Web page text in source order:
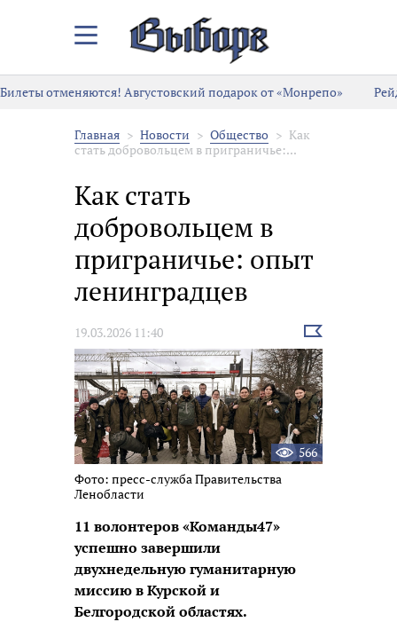
Закрыть/
меню
Билеты отменяются! Августовский подарок от «Монрепо»
Главная Новости Общество
Как
стать добровольцем в приграничье:...
Как стать
добровольцем в
приграничье: опыт
ленинградцев
19.03.2026 11:40
Выбрать
новость
566
Фото: пресс-служба Правительства
Ленобласти
11 волонтеров «Команды47»
успешно завершили
двухнедельную гуманитарную
миссию в Курской и
Белгородской областях.